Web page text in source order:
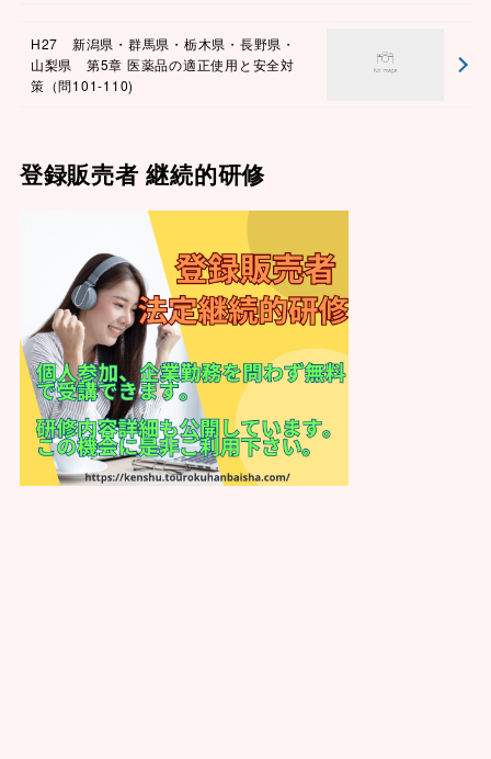
H27 新潟県・群馬県・栃木県・長野県・
山梨県 第5章 医薬品の適正使用と安全対
策（問101-110)
登録販売者 継続的研修